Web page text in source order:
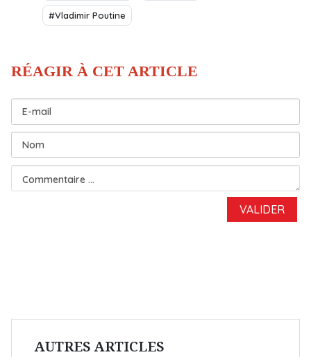
#Vladimir Poutine
AUTRES ARTICLES